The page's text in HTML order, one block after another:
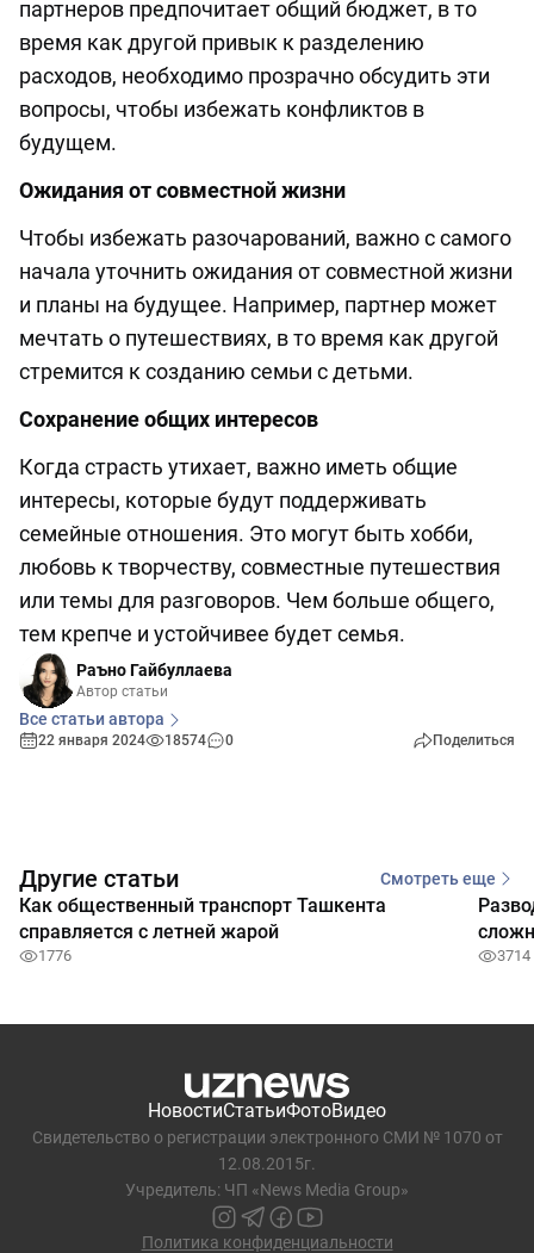
партнеров предпочитает общий бюджет, в то
время как другой привык к разделению
расходов, необходимо прозрачно обсудить эти
вопросы, чтобы избежать конфликтов в
будущем.
Ожидания от совместной жизни
Чтобы избежать разочарований, важно с самого
начала уточнить ожидания от совместной жизни
и планы на будущее. Например, партнер может
мечтать о путешествиях, в то время как другой
стремится к созданию семьи с детьми.
Сохранение общих интересов
Когда страсть утихает, важно иметь общие
интересы, которые будут поддерживать
семейные отношения. Это могут быть хобби,
любовь к творчеству, совместные путешествия
или темы для разговоров. Чем больше общего,
тем крепче и устойчивее будет семья.
Раъно Гайбуллаева
Автор статьи
Все статьи автора
22 января 2024 18574 0 Поделиться
Другие статьи Смотреть еще
Как общественный транспорт Ташкента
справляется с летней жарой
1776 3714
НовостиСтатьиФотоВидео
Свидетельство о регистрации электронного СМИ № 1070 от
12.08.2015г.
Учредитель: ЧП «News Media Group»
Политика конфиденциальности